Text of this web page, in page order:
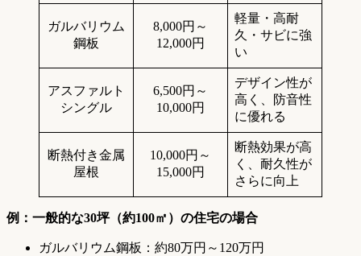
ガルバリウム
鋼板
8,000円～
12,000円
軽量・高耐
久・サビに強
い
アスファルト
シングル
6,500円～
10,000円
デザイン性が
高く、防音性
に優れる
断熱付き金属
屋根
10,000円～
15,000円
断熱効果が高
く、耐久性が
さらに向上
例：一般的な30坪（約100㎡）の住宅の場合
ガルバリウム鋼板：約80万円～120万円